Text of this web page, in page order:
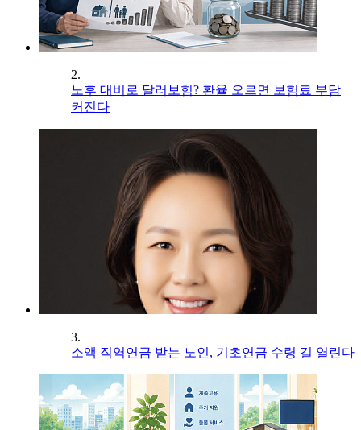
2.
노후 대비로 달러보험? 환율 오르면 보험료 부담
커진다
3.
소액 직역연금 받는 노인, 기초연금 수령 길 열린다